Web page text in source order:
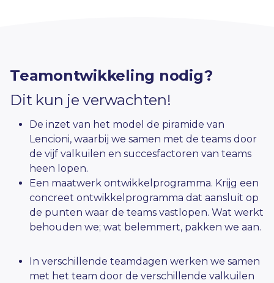
Teamontwikkeling nodig?
Dit kun je verwachten!
De inzet van het model de piramide van
Lencioni, waarbij we samen met de teams door
de vijf valkuilen en succesfactoren van teams
heen lopen.
Een maatwerk ontwikkelprogramma. Krijg een
concreet ontwikkelprogramma dat aansluit op
de punten waar de teams vastlopen. Wat werkt
behouden we; wat belemmert, pakken we aan.
In verschillende teamdagen werken we samen
met het team door de verschillende valkuilen